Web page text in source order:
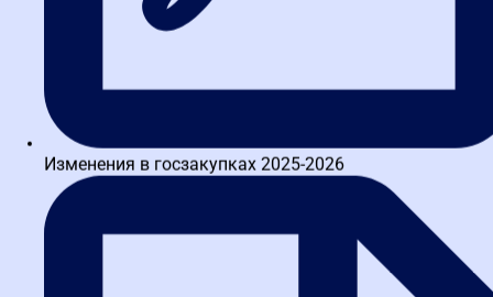
квалификацию и инновационный потенциал участника.
способа закупки?
Законодательство едино для всей страны, но местные
особенности могут влиять на практику. Например, в в
Московская школа закупок может быть больше участников на
аукционах, чем в небольших городах. Это стоит учитывать при
планировании.
Изменения в госзакупках 2025-2026